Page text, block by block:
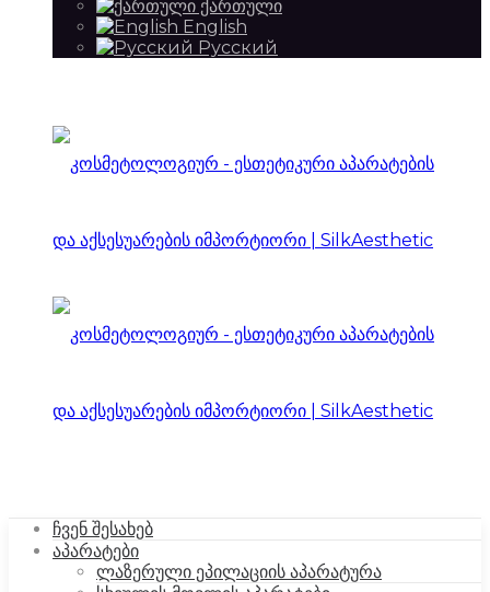
SilkAesthetic
ქართული
English
Русский
ჩვენ შესახებ
აპარატები
ლაზერული ეპილაციის აპარატურა